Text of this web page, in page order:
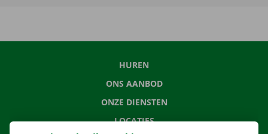
HUREN
ONS AANBOD
ONZE DIENSTEN
LOCATIES